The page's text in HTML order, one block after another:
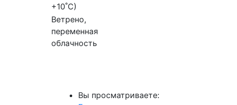
+10˚C)
Ветрено,
переменная
облачность
Вы просматриваете: